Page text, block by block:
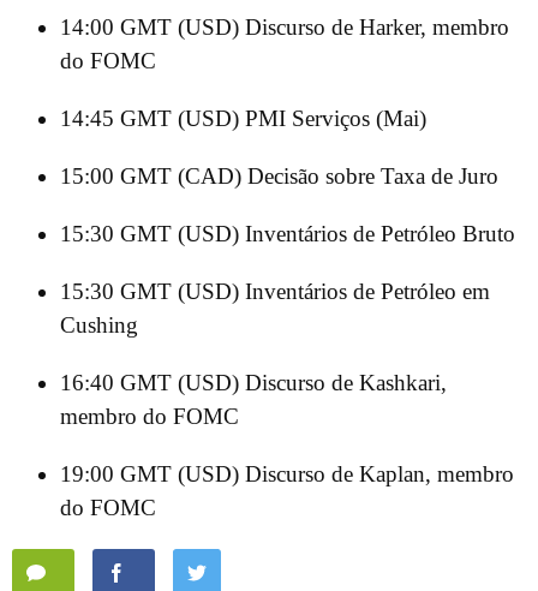
14:00 GMT (USD) Discurso de Harker, membro
do FOMC
14:45 GMT (USD) PMI Serviços (Mai)
15:00 GMT (CAD) Decisão sobre Taxa de Juro
15:30 GMT (USD) Inventários de Petróleo Bruto
15:30 GMT (USD) Inventários de Petróleo em
Cushing
16:40 GMT (USD) Discurso de Kashkari,
membro do FOMC
19:00 GMT (USD) Discurso de Kaplan, membro
do FOMC